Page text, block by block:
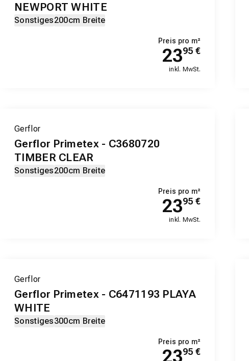
NEWPORT WHITE
Sonstiges200cm Breite
Preis pro m²
2395 €
inkl. MwSt.
Gerflor
Gerflor Primetex - C3680720
TIMBER CLEAR
Sonstiges200cm Breite
Preis pro m²
2395 €
inkl. MwSt.
Gerflor
Gerflor Primetex - C6471193 PLAYA
WHITE
Sonstiges300cm Breite
Preis pro m²
2395 €